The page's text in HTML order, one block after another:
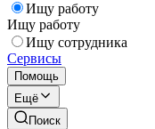
Ищу работу
Ищу работу
Ищу сотрудника
Сервисы
Помощь
Ещё
Поиск